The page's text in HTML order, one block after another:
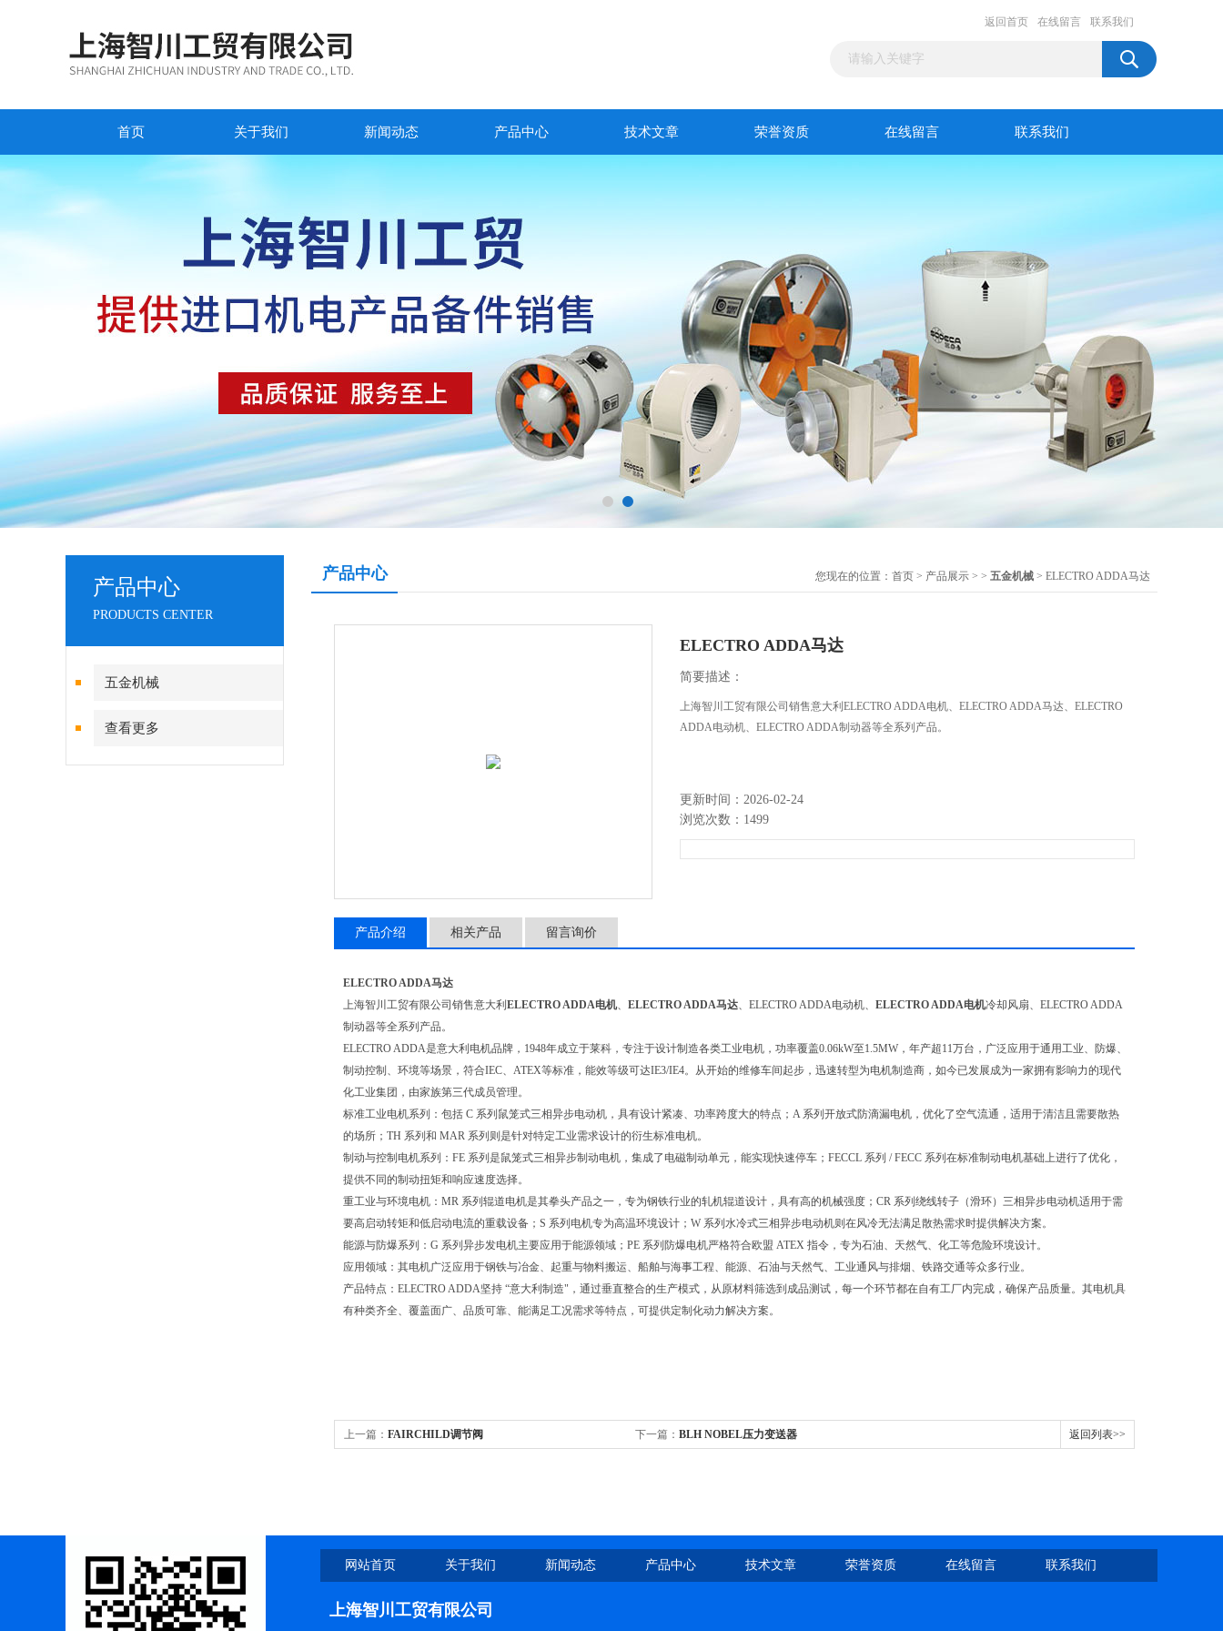
返回首页 在线留言 联系我们
首页 关于我们 新闻动态 产品中心 技术文章 荣誉资质 在线留言 联系我们
产品中心
PRODUCTS CENTER
五金机械
查看更多
产品中心 您现在的位置： 首页 > 产品展示 > > 五金机械 > ELECTRO ADDA马达
ELECTRO ADDA马达
简要描述：
上海智川工贸有限公司销售意大利ELECTRO ADDA电机、ELECTRO ADDA马达、ELECTRO
ADDA电动机、ELECTRO ADDA制动器等全系列产品。
更新时间：2026-02-24
浏览次数：1499
产品介绍 相关产品 留言询价
ELECTRO ADDA马达
上海智川工贸有限公司销售意大利 ELECTRO ADDA电机、 ELECTRO ADDA马达、ELECTRO ADDA电动机、 ELECTRO ADDA电机冷却风扇、ELECTRO ADDA
制动器等全系列产品。
ELECTRO ADDA是意大利电机品牌，1948年成立于莱科，专注于设计制造各类工业电机，功率覆盖0.06kW至1.5MW，年产超11万台，广泛应用于通用工业、防爆、
制动控制、环境等场景，符合IEC、ATEX等标准，能效等级可达IE3/IE4。从开始的维修车间起步，迅速转型为电机制造商，如今已发展成为一家拥有影响力的现代
化工业集团，由家族第三代成员管理。
标准工业电机系列：包括 C 系列鼠笼式三相异步电动机，具有设计紧凑、功率跨度大的特点；A 系列开放式防滴漏电机，优化了空气流通，适用于清洁且需要散热
的场所；TH 系列和 MAR 系列则是针对特定工业需求设计的衍生标准电机。
制动与控制电机系列：FE 系列是鼠笼式三相异步制动电机，集成了电磁制动单元，能实现快速停车；FECCL 系列 / FECC 系列在标准制动电机基础上进行了优化，
提供不同的制动扭矩和响应速度选择。
重工业与环境电机：MR 系列辊道电机是其拳头产品之一，专为钢铁行业的轧机辊道设计，具有高的机械强度；CR 系列绕线转子（滑环）三相异步电动机适用于需
要高启动转矩和低启动电流的重载设备；S 系列电机专为高温环境设计；W 系列水冷式三相异步电动机则在风冷无法满足散热需求时提供解决方案。
能源与防爆系列：G 系列异步发电机主要应用于能源领域；PE 系列防爆电机严格符合欧盟 ATEX 指令，专为石油、天然气、化工等危险环境设计。
应用领域：其电机广泛应用于钢铁与冶金、起重与物料搬运、船舶与海事工程、能源、石油与天然气、工业通风与排烟、铁路交通等众多行业。
产品特点：ELECTRO ADDA坚持 “意大利制造"，通过垂直整合的生产模式，从原材料筛选到成品测试，每一个环节都在自有工厂内完成，确保产品质量。其电机具
有种类齐全、覆盖面广、品质可靠、能满足工况需求等特点，可提供定制化动力解决方案。
上一篇： FAIRCHILD调节阀 下一篇： BLH NOBEL压力变送器 返回列表>>
网站首页 关于我们 新闻动态 产品中心 技术文章 荣誉资质 在线留言 联系我们
上海智川工贸有限公司